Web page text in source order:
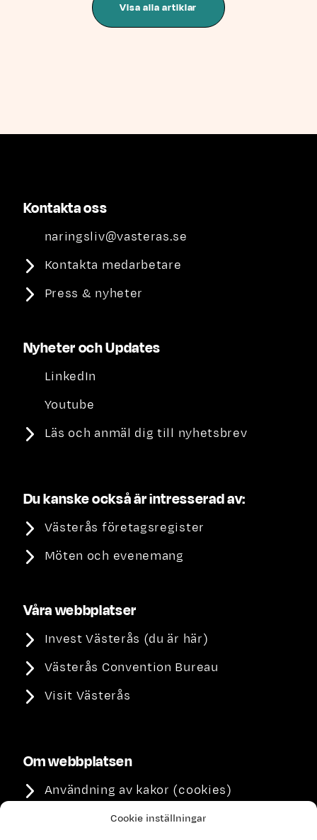
Cookie inställningar
Visa alla artiklar
Kontakta oss
naringsliv@vasteras.se
Kontakta medarbetare
Press & nyheter
Nyheter och Updates
LinkedIn
Youtube
Läs och anmäl dig till nyhetsbrev
Du kanske också är intresserad av:
Västerås företagsregister
Möten och evenemang
Våra webbplatser
Invest Västerås (du är här)
Västerås Convention Bureau
Visit Västerås
Om webbplatsen
Användning av kakor (cookies)
Integritetspolicy